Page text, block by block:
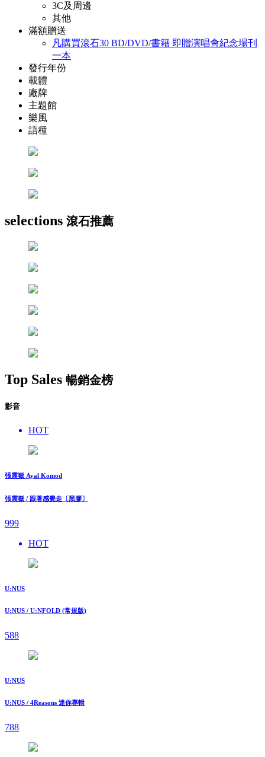
3C及周邊
其他
滿額贈送
凡購買滾石30 BD/DVD/書籍 即贈演唱會紀念場刊
一本
發行年份
載體
廠牌
主題館
樂風
語種
selections 滾石推薦
Top Sales 暢銷金榜
影音
HOT
張震嶽 Ayal Komod
張震嶽 / 跟著感覺走〔黑膠〕
999
HOT
U:NUS
U:NUS / U:NFOLD (常規版)
588
U:NUS
U:NUS / 4Reasons 迷你專輯
788